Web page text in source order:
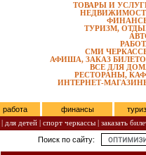
ТОВАРЫ И
ТУРИЗМ,
СМИ
АФИША, ЗАКАЗ
ВСЕ ДЛЯ
РЕСТОРАНЫ,
ИНТЕРНЕТ-
работа финансы
| для детей | спорт черкассы | заказать
Поиск по сайту: